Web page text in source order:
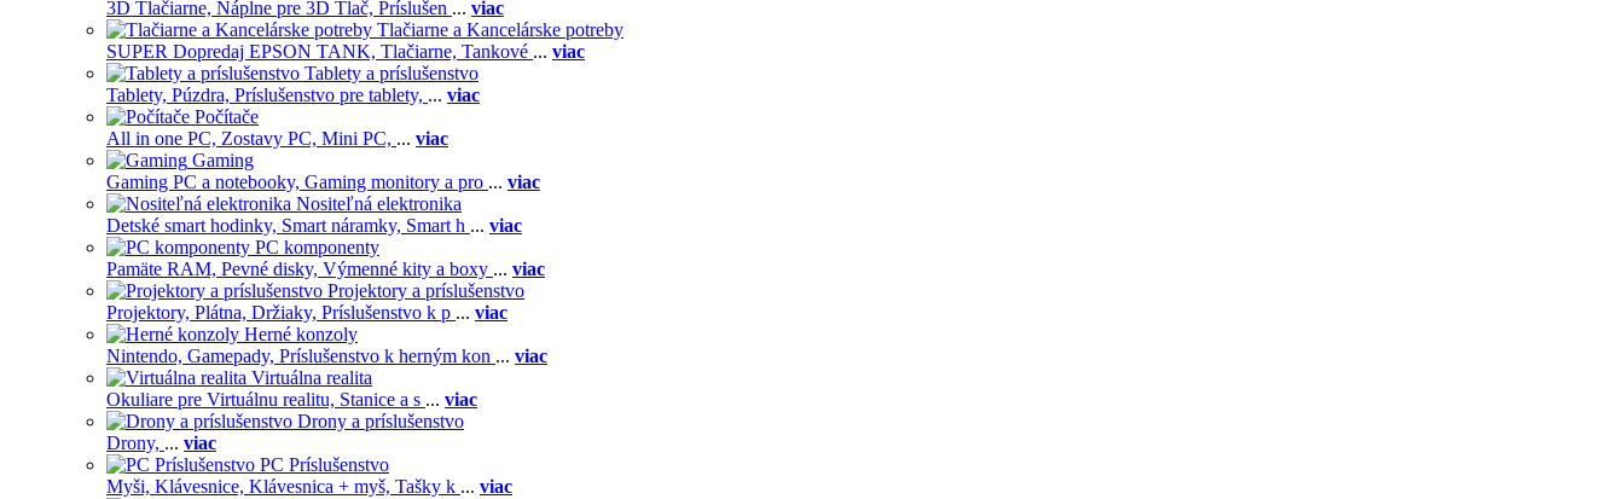
3D Tlačiarne, Náplne pre 3D Tlač, Príslušen ... viac
Tlačiarne a Kancelárske potreby
SUPER Dopredaj EPSON TANK, Tlačiarne, Tankové ... viac
Tablety a príslušenstvo
Tablety, Púzdra, Príslušenstvo pre tablety, ... viac
Počítače
All in one PC, Zostavy PC, Mini PC, ... viac
Gaming
Gaming PC a notebooky, Gaming monitory a pro ... viac
Nositeľná elektronika
Detské smart hodinky, Smart náramky, Smart h ... viac
PC komponenty
Pamäte RAM, Pevné disky, Výmenné kity a boxy ... viac
Projektory a príslušenstvo
Projektory, Plátna, Držiaky, Príslušenstvo k p ... viac
Herné konzoly
Nintendo, Gamepady, Príslušenstvo k herným kon ... viac
Virtuálna realita
Okuliare pre Virtuálnu realitu, Stanice a s ... viac
Drony a príslušenstvo
Drony, ... viac
PC Príslušenstvo
Myši, Klávesnice, Klávesnica + myš, Tašky k ... viac